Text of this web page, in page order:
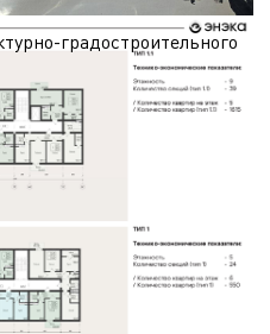
градостроительного
проектной документации и требует
В статье — о составе